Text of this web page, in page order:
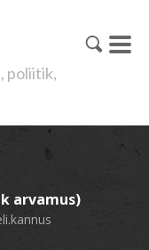
poliitik,
arvamus)